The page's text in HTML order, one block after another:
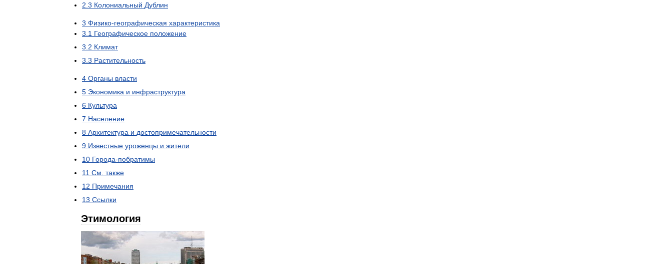
2 3 Колониальный Дублин
3 Физико-географическая характеристика
3 1 Географическое положение
3 2 Климат
3 3 Растительность
4 Органы власти
5 Экономика и инфраструктура
6 Культура
7 Население
8 Архитектура и достопримечательности
9 Известные уроженцы и жители
10 Города-побратимы
11 См также
12 Примечания
13 Ссылки
Этимология